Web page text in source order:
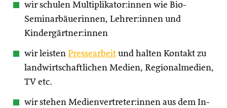
wir schulen Multiplikator:innen wie Bio-
Seminarbäuerinnen, Lehrer:innen und
Kindergärtner:innen
wir leisten Pressearbeit und halten Kontakt zu
landwirtschaftlichen Medien, Regionalmedien,
TV etc.
wir stehen Medienvertreter:innen aus dem In-